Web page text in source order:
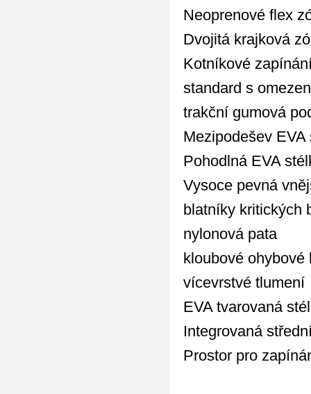
Neoprenové flex
Dvojitá krajková
Kotníkové
standard s
trakční gumová
Mezipodešev
Pohodlná EVA
Vysoce pevná
blatníky kritických
nylonová pata
kloubové ohybové
vícevrstvé tlumení
EVA tvarovaná
Integrovaná
Prostor pro